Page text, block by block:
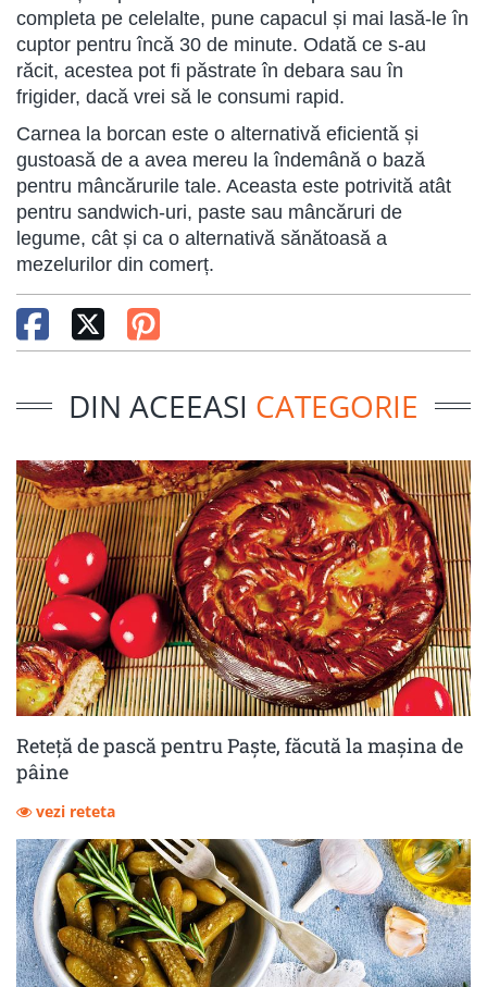
completa pe celelalte, pune capacul și mai lasă-le în
cuptor pentru încă 30 de minute. Odată ce s-au
răcit, acestea pot fi păstrate în debara sau în
frigider, dacă vrei să le consumi rapid.
Carnea la borcan este o alternativă eficientă și
gustoasă de a avea mereu la îndemână o bază
pentru mâncărurile tale. Aceasta este potrivită atât
pentru sandwich-uri, paste sau mâncăruri de
legume, cât și ca o alternativă sănătoasă a
mezelurilor din comerț.
DIN ACEEASI CATEGORIE
Reteță de pască pentru Paște, făcută la mașina de
pâine
vezi reteta